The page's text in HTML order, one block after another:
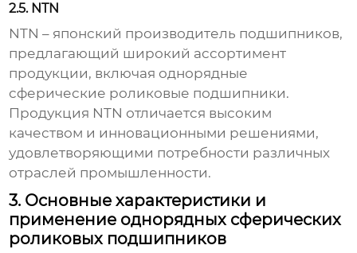
2.5. NTN
NTN – японский производитель подшипников,
предлагающий широкий ассортимент
продукции, включая однорядные
сферические роликовые подшипники.
Продукция NTN отличается высоким
качеством и инновационными решениями,
удовлетворяющими потребности различных
отраслей промышленности.
3. Основные характеристики и
применение однорядных сферических
роликовых подшипников